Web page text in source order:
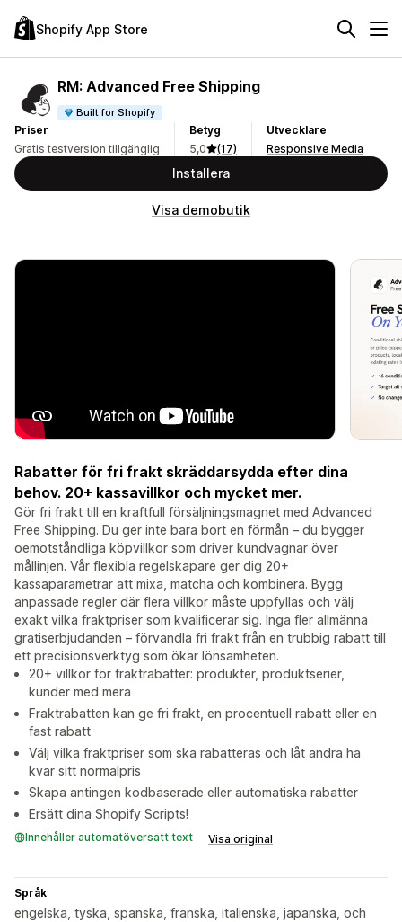
Shopify App Store
RM: Advanced Free Shipping
Built for Shopify
Priser
Gratis testversion tillgänglig
Betyg
5,0
(17)
Utvecklare
Responsive Media
Installera
Visa demobutik
Rabatter för fri frakt skräddarsydda efter dina
behov. 20+ kassavillkor och mycket mer.
Gör fri frakt till en kraftfull försäljningsmagnet med Advanced
Free Shipping. Du ger inte bara bort en förmån – du bygger
oemotståndliga köpvillkor som driver kundvagnar över
mållinjen. Vår flexibla regelskapare ger dig 20+
kassaparametrar att mixa, matcha och kombinera. Bygg
anpassade regler där flera villkor måste uppfyllas och välj
exakt vilka fraktpriser som kvalificerar sig. Inga fler allmänna
gratiserbjudanden – förvandla fri frakt från en trubbig rabatt till
ett precisionsverktyg som ökar lönsamheten.
20+ villkor för fraktrabatter: produkter, produktserier,
kunder med mera
Fraktrabatten kan ge fri frakt, en procentuell rabatt eller en
fast rabatt
Välj vilka fraktpriser som ska rabatteras och låt andra ha
kvar sitt normalpris
Skapa antingen kodbaserade eller automatiska rabatter
Ersätt dina Shopify Scripts!
Innehåller automatöversatt text Visa original
Språk
engelska, tyska, spanska, franska, italienska, japanska, och